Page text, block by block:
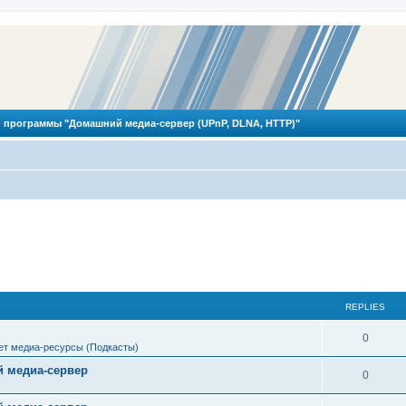
программы "Домашний медиа-сервер (UPnP, DLNA, HTTP)"
REPLIES
медиа-ресурсы (Подкасты)
0R
e
сервер 0R
e